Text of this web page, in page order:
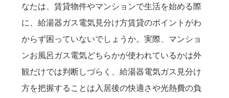
なたは、賃貸物件やマンションで生活を始める際
に、給湯器ガス電気見分け方賃貸のポイントがわ
からず困っていないでしょうか。実際、マンショ
ンお風呂ガス電気どちらかが使われているかは外
観だけでは判断しづらく、給湯器電気ガス見分け
方を把握することは入居後の快適さや光熱費の負